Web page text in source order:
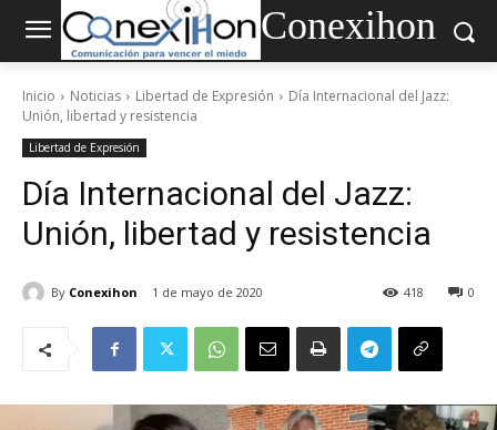
Conexihon
Inicio Noticias Libertad de Expresión
Día Internacional del Jazz:
Unión, libertad y resistencia
Libertad de Expresión
Día Internacional del Jazz:
Unión, libertad y resistencia
By Conexihon 1 de mayo de 2020 0
418